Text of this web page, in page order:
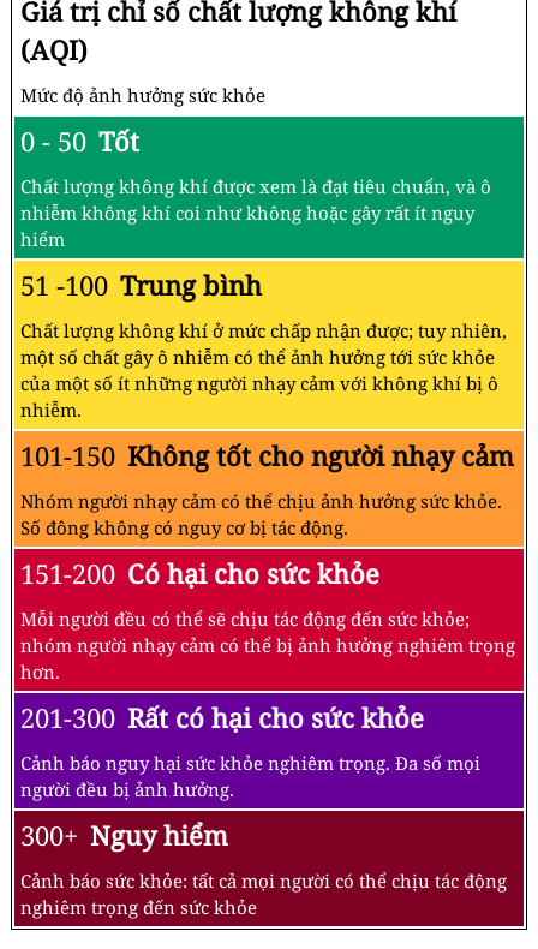
Giá trị chỉ số chất lượng không khí
(AQI)
Mức độ ảnh hưởng sức khỏe
0 - 50 Tốt
Chất lượng không khí được xem là đạt tiêu chuẩn, và ô
nhiễm không khí coi như không hoặc gây rất ít nguy
hiểm
51 -100 Trung bình
Chất lượng không khí ở mức chấp nhận được; tuy nhiên,
một số chất gây ô nhiễm có thể ảnh hưởng tới sức khỏe
của một số ít những người nhạy cảm với không khí bị ô
nhiễm.
101-150 Không tốt cho người nhạy cảm
Nhóm người nhạy cảm có thể chịu ảnh hưởng sức khỏe.
Số đông không có nguy cơ bị tác động.
151-200 Có hại cho sức khỏe
Mỗi người đều có thể sẽ chịu tác động đến sức khỏe;
nhóm người nhạy cảm có thể bị ảnh hưởng nghiêm trọng
hơn.
201-300 Rất có hại cho sức khỏe
Cảnh báo nguy hại sức khỏe nghiêm trọng. Đa số mọi
người đều bị ảnh hưởng.
300+ Nguy hiểm
Cảnh báo sức khỏe: tất cả mọi người có thể chịu tác động
nghiêm trọng đến sức khỏe